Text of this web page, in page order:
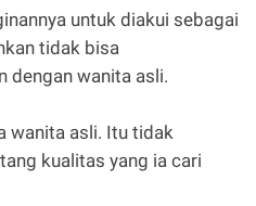
untuk diakui sebagai
tidak bisa
dengan wanita asli.
wanita asli. Itu tidak
kualitas yang ia cari